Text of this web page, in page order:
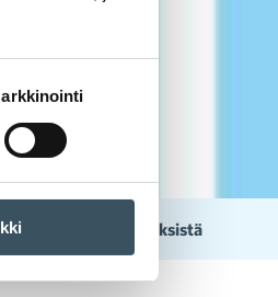
poikkeusmääräyksistä